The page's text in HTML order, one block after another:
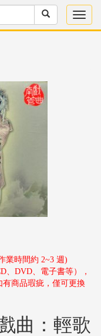
業時間約 2~3 週)
、DVD、電子書等），
有商品瑕疵，僅可更換
曲：輕歌